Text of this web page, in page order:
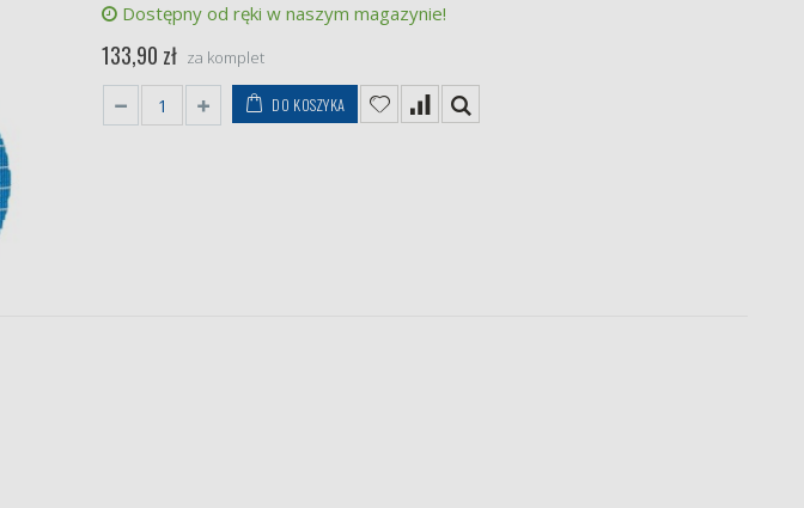
Dostępny od ręki w naszym magazynie!
133,90 zł za komplet
DO KOSZYKA